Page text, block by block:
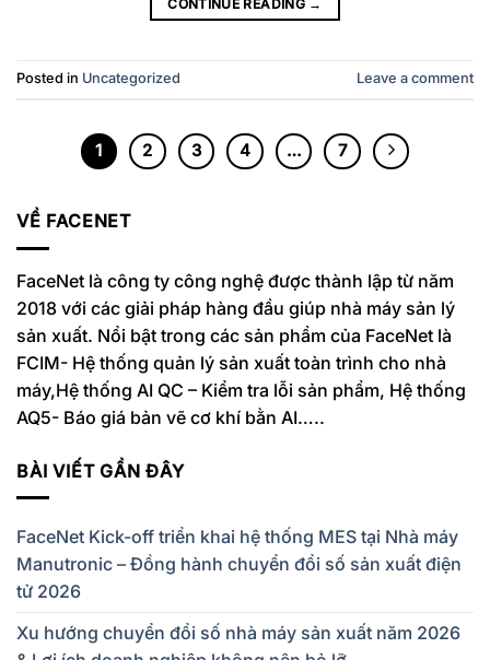
CONTINUE READING →
Posted in Uncategorized Leave a comment
1 2 3 4 … 7
VỀ FACENET
FaceNet là công ty công nghệ được thành lập từ năm
2018 với các giải pháp hàng đầu giúp nhà máy sản lý
sản xuất. Nổi bật trong các sản phẩm của FaceNet là
FCIM- Hệ thống quản lý sản xuất toàn trình cho nhà
máy,Hệ thống AI QC – Kiểm tra lỗi sản phẩm, Hệ thống
AQ5- Báo giá bản vẽ cơ khí bằn AI…..
BÀI VIẾT GẦN ĐÂY
FaceNet Kick-off triển khai hệ thống MES tại Nhà máy
Manutronic – Đồng hành chuyển đổi số sản xuất điện
tử 2026
Xu hướng chuyển đổi số nhà máy sản xuất năm 2026